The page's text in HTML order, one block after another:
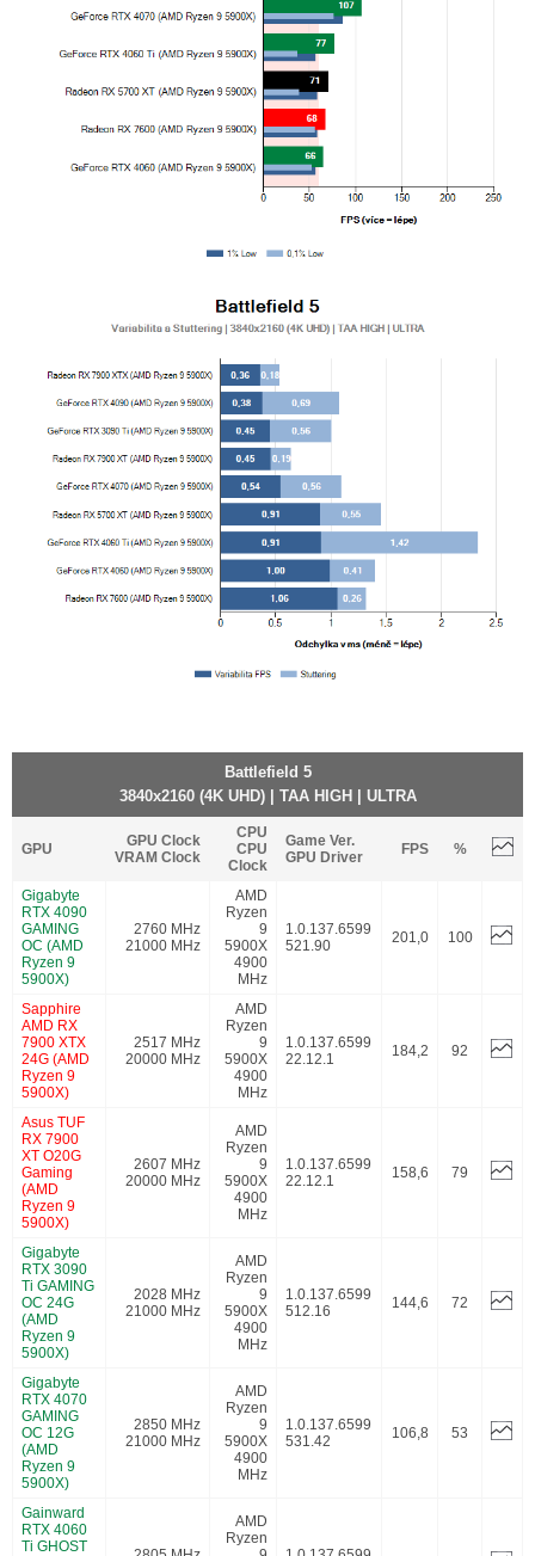
Battlefield 5
3840x2160 (4K UHD) | TAA HIGH | ULTRA
GPU
GPU Clock
VRAM Clock
CPU
CPU
Clock
Game Ver.
GPU Driver
FPS %
Gigabyte
RTX 4090
GAMING
OC (AMD
Ryzen 9
5900X)
2760 MHz
21000 MHz
AMD
Ryzen
9
5900X
4900
MHz
1.0.137.6599
521.90
201,0 100
Sapphire
AMD RX
7900 XTX
24G (AMD
Ryzen 9
5900X)
2517 MHz
20000 MHz
AMD
Ryzen
9
5900X
4900
MHz
1.0.137.6599
22.12.1
184,2 92
Asus TUF
RX 7900
XT O20G
Gaming
(AMD
Ryzen 9
5900X)
2607 MHz
20000 MHz
AMD
Ryzen
9
5900X
4900
MHz
1.0.137.6599
22.12.1
158,6 79
Gigabyte
RTX 3090
Ti GAMING
OC 24G
(AMD
Ryzen 9
5900X)
2028 MHz
21000 MHz
AMD
Ryzen
9
5900X
4900
MHz
1.0.137.6599
512.16
144,6 72
Gigabyte
RTX 4070
GAMING
OC 12G
(AMD
Ryzen 9
5900X)
2850 MHz
21000 MHz
AMD
Ryzen
9
5900X
4900
MHz
1.0.137.6599
531.42
106,8 53
Gainward
RTX 4060
Ti GHOST
AMD
Ryzen